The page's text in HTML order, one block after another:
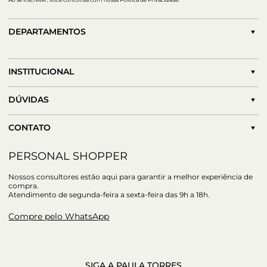
DEPARTAMENTOS
INSTITUCIONAL
DÚVIDAS
CONTATO
PERSONAL SHOPPER
Nossos consultores estão aqui para garantir a melhor experiência de
compra.
Atendimento de segunda-feira a sexta-feira das 9h a 18h.
Compre pelo WhatsApp